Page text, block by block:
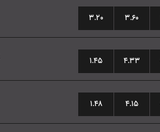
۳.۲۰ ۳.۶۰
۱.۴۵ ۴.۳۳
۱.۴۸ ۴.۱۵